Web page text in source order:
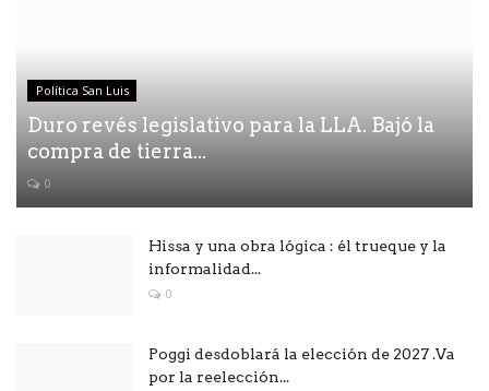
Política San Luis
Duro revés legislativo para la LLA. Bajó la
compra de tierra...
0
Hissa y una obra lógica : él trueque y la
informalidad...
0
Poggi desdoblará la elección de 2027 .Va
por la reelección...